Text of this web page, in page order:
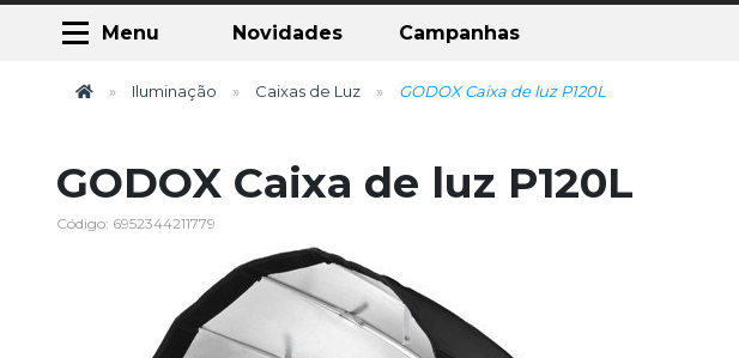
Menu Novidades Campanhas
Iluminação Caixas de Luz GODOX Caixa de luz P120L
GODOX Caixa de luz P120L
Código: 6952344211779